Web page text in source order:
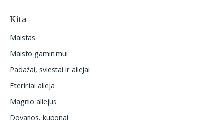
Kita
Maistas
Maisto gaminimui
Padažai, sviestai ir aliejai
Eteriniai aliejai
Magnio aliejus
Dovanos, kuponai